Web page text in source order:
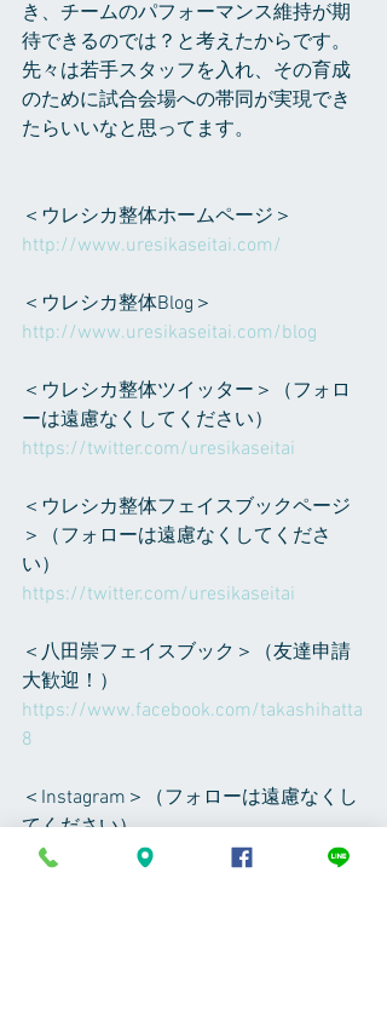
き、チームのパフォーマンス維持が期
待できるのでは？と考えたからです。
先々は若手スタッフを入れ、その育成
のために試合会場への帯同が実現でき
たらいいなと思ってます。
＜ウレシカ整体ホームページ＞
http://www.uresikaseitai.com/
＜ウレシカ整体Blog＞
http://www.uresikaseitai.com/blog
＜ウレシカ整体ツイッター＞（フォロ
ーは遠慮なくしてください）
https://twitter.com/uresikaseitai
＜ウレシカ整体フェイスブックページ
＞（フォローは遠慮なくしてくださ
い）
https://twitter.com/uresikaseitai
＜八田崇フェイスブック＞（友達申請
大歓迎！）
https://www.facebook.com/takashihatta
8
＜Instagram＞（フォローは遠慮なくし
てください）